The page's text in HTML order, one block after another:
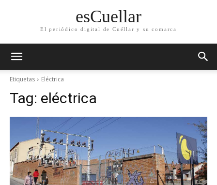
esCuellar
El periódico digital de Cuéllar y su comarca
Etiquetas Eléctrica
Tag: eléctrica